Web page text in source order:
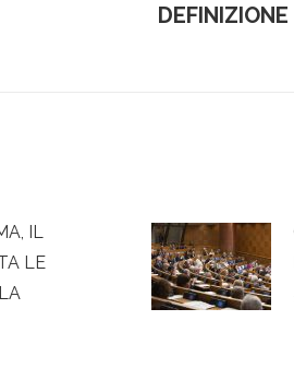
Prossimo
IL
LE